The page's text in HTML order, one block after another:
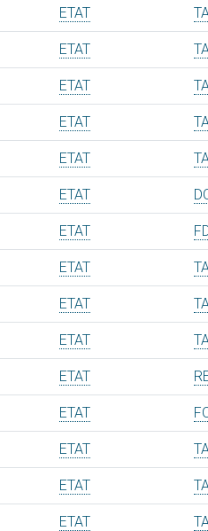
ETAT
ETAT
ETAT
ETAT
ETAT
ETAT
ETAT
ETAT
ETAT
ETAT
ETAT
ETAT
ETAT
ETAT
ETAT